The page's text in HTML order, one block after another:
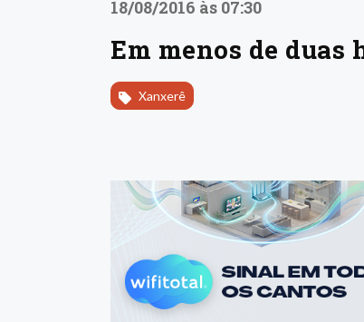
18/08/2016 às 07:30
Em menos de duas
Xanxerê